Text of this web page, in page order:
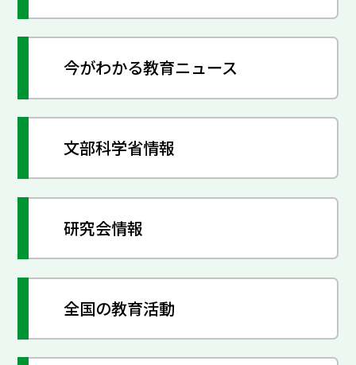
今がわかる教育ニュース
文部科学省情報
研究会情報
全国の教育活動